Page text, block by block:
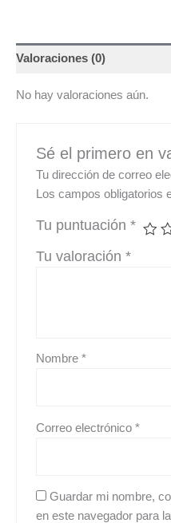
Valoraciones (0)
No hay valoraciones aún.
Sé el primero en
Tu dirección de correo
Los campos obligatorios
Tu puntuación*
Tu valoración*
Nombre*
Correo electrónico*
Guardar mi nombre,
en este navegador para